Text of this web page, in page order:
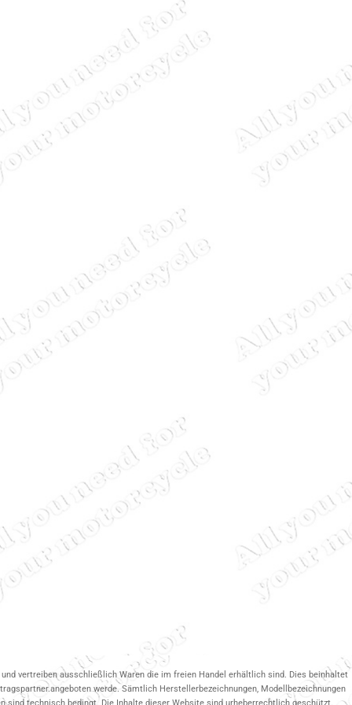
vertreiben ausschließlich Waren die im freien Handel erhältlich sind. Dies beinhaltet
werde. Sämtlich Herstellerbezeichnungen, Modellbezeichnungen